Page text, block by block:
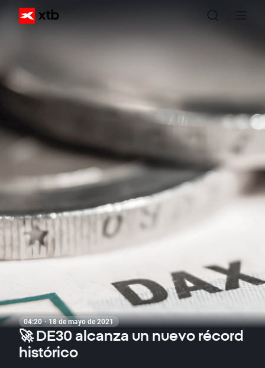
04:20 · 18 de mayo de 2021
🚀 DE30 alcanza un nuevo récord
histórico